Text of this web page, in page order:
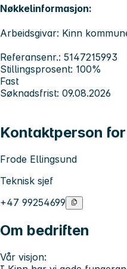
Nøkkelinformasjon:
Arbeidsgivar: Kinn
Referansenr.: 5147215993
Stillingsprosent: 100%
Fast
Søknadsfrist: 09.08.2026
Kontaktperson
Frode Ellingsund
Teknisk sjef
+47 99254699
Om bedriften
Vår visjon: